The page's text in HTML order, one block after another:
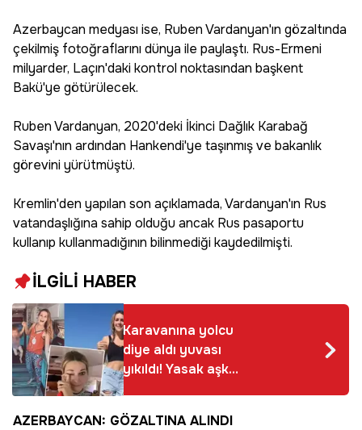
Azerbaycan medyası ise, Ruben Vardanyan'ın gözaltında
çekilmiş fotoğraflarını dünya ile paylaştı. Rus-Ermeni
milyarder, Laçın'daki kontrol noktasından başkent
Bakü'ye götürülecek.
Ruben Vardanyan, 2020'deki İkinci Dağlık Karabağ
Savaşı'nın ardından Hankendi'ye taşınmış ve bakanlık
görevini yürütmüştü.
Kremlin'den yapılan son açıklamada, Vardanyan'ın Rus
vatandaşlığına sahip olduğu ancak Rus pasaportu
kullanıp kullanmadığının bilinmediği kaydedilmişti.
İLGİLİ HABER
Karavanına yolcu
diye aldı yuvası
yıkıldı! Yasak aşk
skandalının detayları
AZERBAYCAN: GÖZALTINA ALINDI